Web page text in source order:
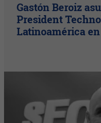
Gastón Beroiz
President
Latinoamérica